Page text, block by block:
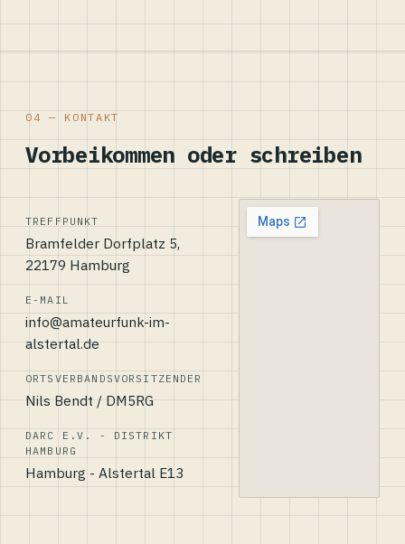
04 — KONTAKT
Vorbeikommen oder schreiben
TREFFPUNKT
Bramfelder Dorfplatz 5,
22179 Hamburg
E-MAIL
info@amateurfunk-im-
alstertal.de
ORTSVERBANDSVORSITZENDER
Nils Bendt / DM5RG
DARC E.V. - DISTRIKT
HAMBURG
Hamburg - Alstertal E13